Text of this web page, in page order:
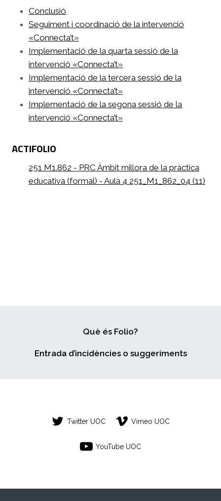
Conclusió
Seguiment i coordinació de la intervenció
«Connecta’t»
Implementació de la quarta sessió de la
intervenció «Connecta’t»
Implementació de la tercera sessió de la
intervenció «Connecta’t»
Implementació de la segona sessió de la
intervenció «Connecta’t»
ACTIFOLIO
251 M1.862 - PRC Àmbit millora de la pràctica
educativa (formal) - Aula 4 251_M1_862_04 (11)
Què és Folio?
Entrada d’incidències o suggeriments
Twitter UOC Vimeo UOC
YouTube UOC